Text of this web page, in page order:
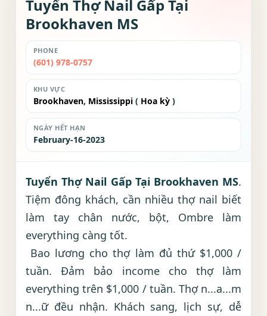
Tuyển Thợ Nail Gấp Tại
Brookhaven MS
PHONE
(601) 978-0757
KHU VỰC
Brookhaven, Mississippi ( Hoa kỳ )
NGÀY HẾT HẠN
February-16-2023
Tuyển Thợ Nail Gấp Tại Brookhaven MS.
Tiệm đông khách, cần nhiều thợ nail biết
làm tay chân nước, bột, Ombre làm
everything càng tốt.
Bao lương cho thợ làm đủ thứ $1,000 /
tuần. Đảm bảo income cho thợ làm
everything trên $1,000 / tuần. Thợ n...a...m
n...ữ đều nhận. Khách sang, lịch sự, dễ